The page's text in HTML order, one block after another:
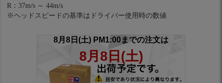
R：37m/s ～ 44m/s
※ヘッドスピードの基準はドライバー使用時の数値